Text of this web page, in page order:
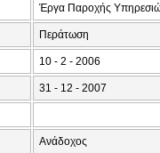
Έργα Παροχής
Περάτωση
10 - 2 - 2006
31 - 12 - 2007
Ανάδοχος